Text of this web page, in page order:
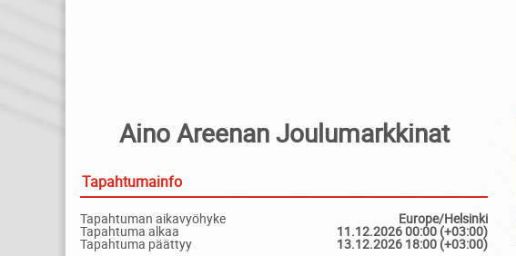
Aino Areenan Joulumarkkinat
Tapahtumainfo
Tapahtuman aikavyöhyke Europe/Helsinki
Tapahtuma alkaa 11.12.2026 00:00 (+03:00)
Tapahtuma päättyy
13.12.2026 18:00 (+03:00)